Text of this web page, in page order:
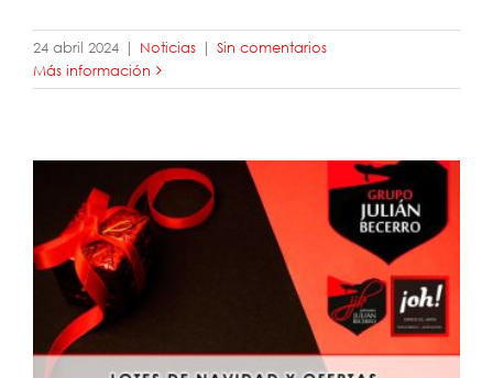
24 abril 2024 | Noticias | Sin comentarios
Más información
Lotes de Navidad y ofertas especiales en
Grupo Julián Becerro